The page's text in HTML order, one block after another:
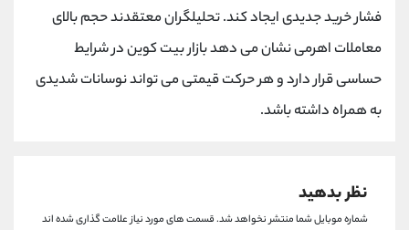
فشار خرید جدیدی ایجاد کند. تحلیلگران معتقدند حجم بالای
معاملات اهرمی نشان می دهد بازار بیت کوین در شرایط
حساسی قرار دارد و هر حرکت قیمتی می تواند نوسانات شدیدی
به همراه داشته باشد.
نظر بدهید
شماره موبایل شما منتشر نخواهد شد.قسمت های مورد نیاز علامت گذاری شده اند